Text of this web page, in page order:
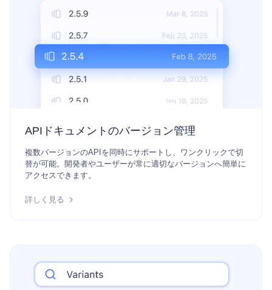
APIドキュメントのバージョン管理
複数バージョンのAPIを同時にサポートし、ワンクリックで切
替が可能。開発者やユーザーが常に適切なバージョンへ簡単に
アクセスできます。
詳しく見る